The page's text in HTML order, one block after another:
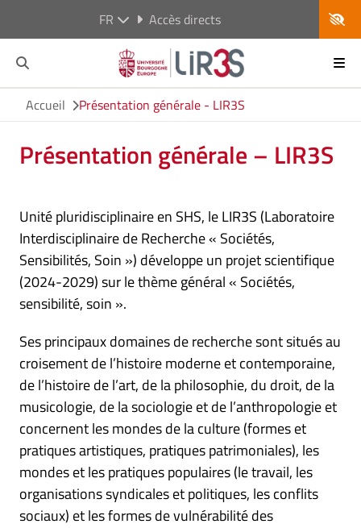
FR Accès directs
Accueil Présentation générale - LIR3S
Présentation générale – LIR3S
Unité pluridisciplinaire en SHS, le LIR3S (Laboratoire
Interdisciplinaire de Recherche « Sociétés,
Sensibilités, Soin ») développe un projet scientifique
(2024-2029) sur le thème général « Sociétés,
sensibilité, soin ».
Ses principaux domaines de recherche sont situés au
croisement de l’histoire moderne et contemporaine,
de l’histoire de l’art, de la philosophie, du droit, de la
musicologie, de la sociologie et de l’anthropologie et
concernent les mondes de la culture (formes et
pratiques artistiques, pratiques patrimoniales), les
mondes et les pratiques populaires (le travail, les
organisations syndicales et politiques, les conflits
sociaux) et les formes de vulnérabilité des